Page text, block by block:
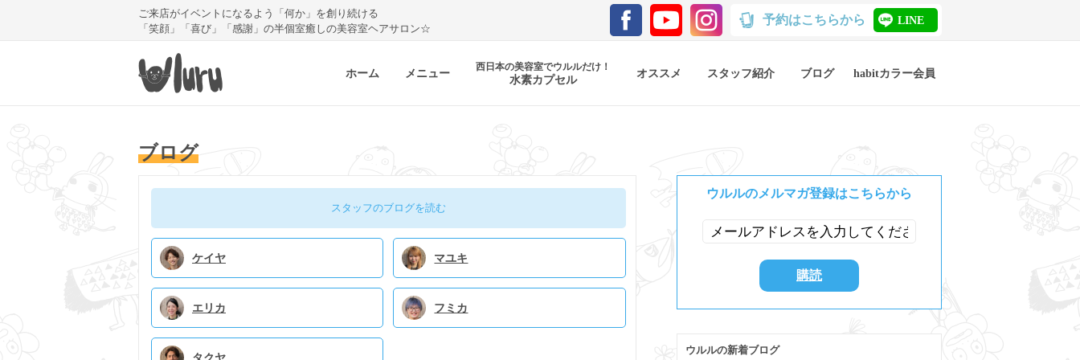
ご来店がイベントになるよう「何か」を創り続ける
「笑顔」「喜び」「感謝」の半個室癒しの美容室ヘアサロン☆
予約はこちらから LINE
ホーム メニュー 西日本の美容室でウルルだけ！
水素カプセル オススメ スタッフ紹介 ブログ habitカラー会員
ブログ
スタッフのブログを読む
ケイヤ マユキ
エリカ フミカ
ウルルのメルマガ登録はこちらから
ウルルの新着ブログ